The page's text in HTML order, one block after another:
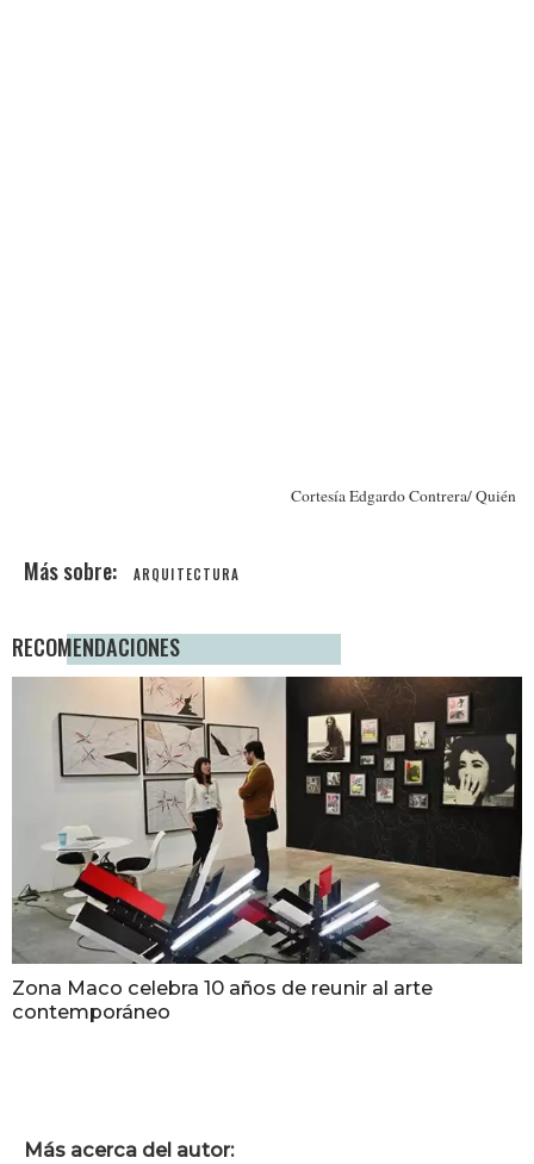
Cortesía Edgardo Contrera/ Quién
ARQUITECTURA
RECOMENDACIONES
Zona Maco celebra 10 años de reunir al arte
contemporáneo
Más acerca del autor: